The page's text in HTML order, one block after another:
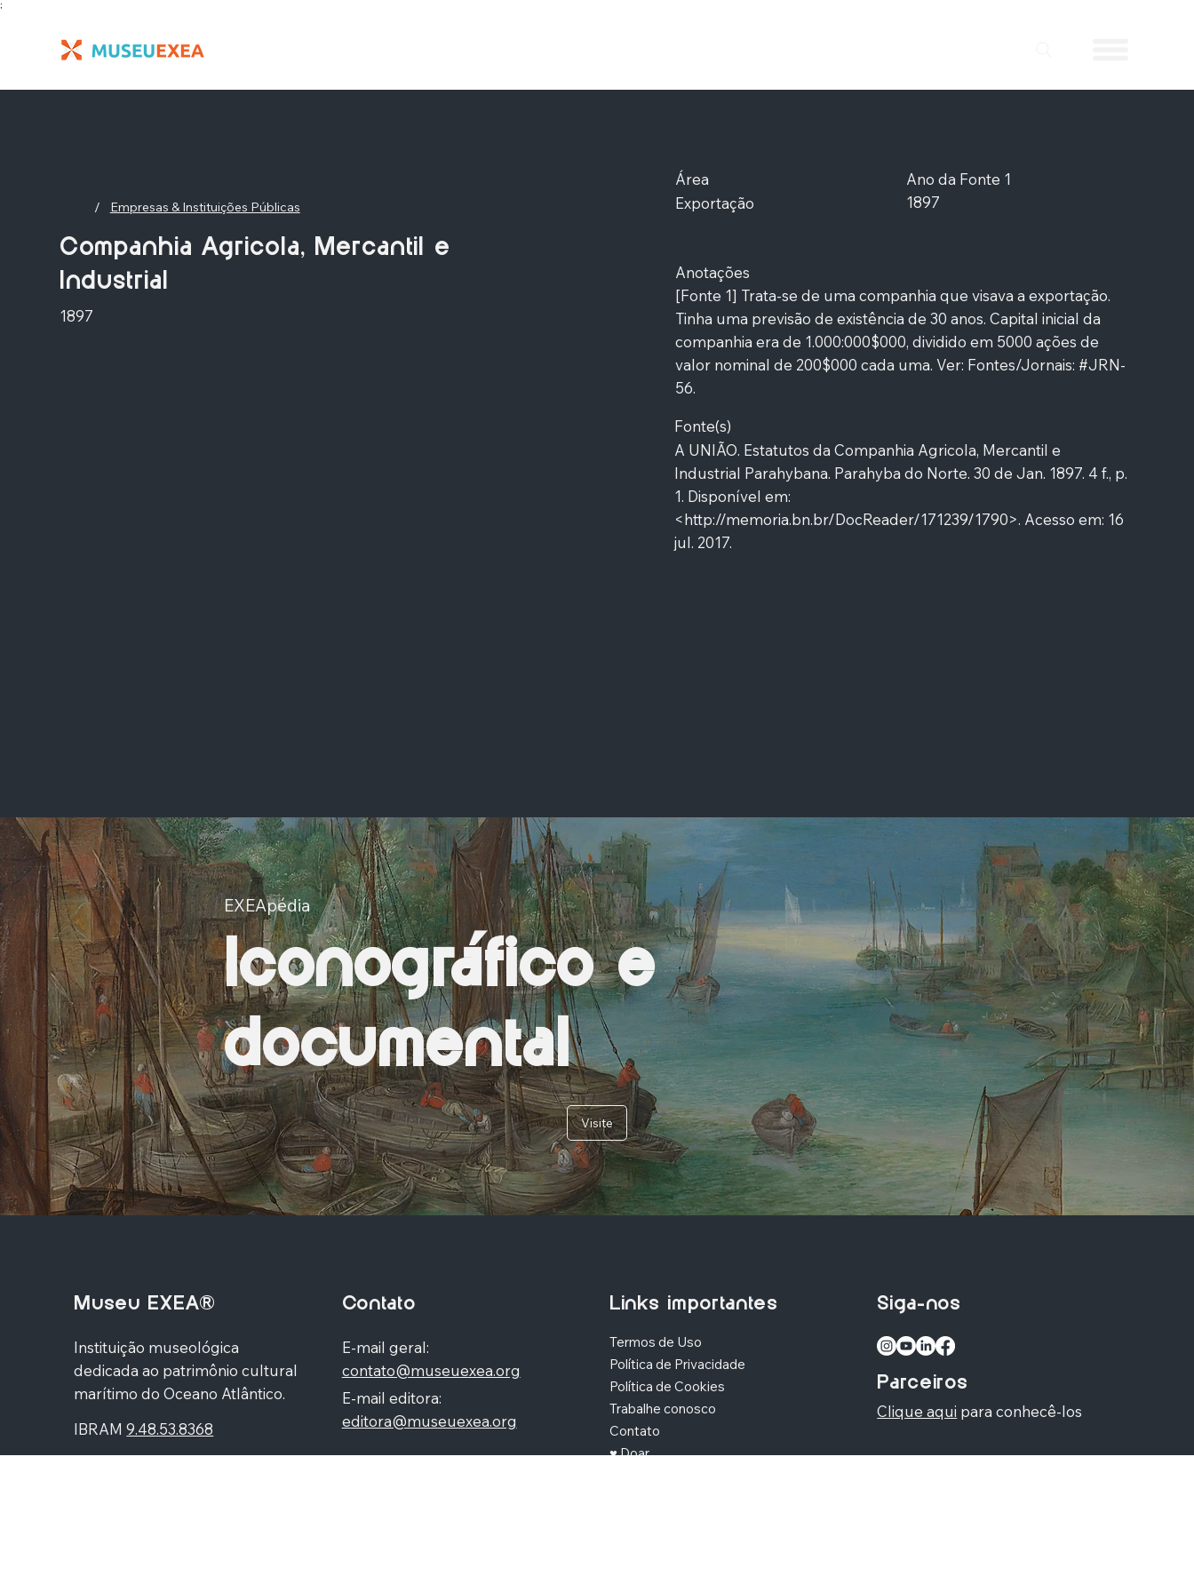
;
/ Empresas & Instituições Públicas
Companhia Agricola, Mercantil e
Industrial
1897
Área
Exportação
Anotações
[Fonte 1] Trata-se de uma companhia que visava a exportação.
Tinha uma previsão de existência de 30 anos. Capital inicial da
companhia era de 1.000:000$000, dividido em 5000 ações de
valor nominal de 200$000 cada uma. Ver: Fontes/Jornais: #JRN-
56.
Fonte(s)
A UNIÃO. Estatutos da Companhia Agricola, Mercantil e
Industrial Parahybana. Parahyba do Norte. 30 de Jan. 1897. 4 f., p.
1. Disponível em:
<http://memoria.bn.br/DocReader/171239/1790>. Acesso em: 16
jul. 2017.
Ano da Fonte 1
1897
EXEApédia
Iconográfico e
documental
Visite
Museu EXEA®
Instituição museológica
dedicada ao patrimônio cultural
marítimo do Oceano Atlântico.
IBRAM9.48.53.8368
Contato
E-mail geral:
contato@museuexea.org
E-mail editora:
editora@museuexea.org
Links importantes
Termos de Uso
Política de Privacidade
Política de Cookies
Trabalhe conosco
Contato
♥ Doar
Siga-nos
Parceiros
Clique aqui para conhecê-los